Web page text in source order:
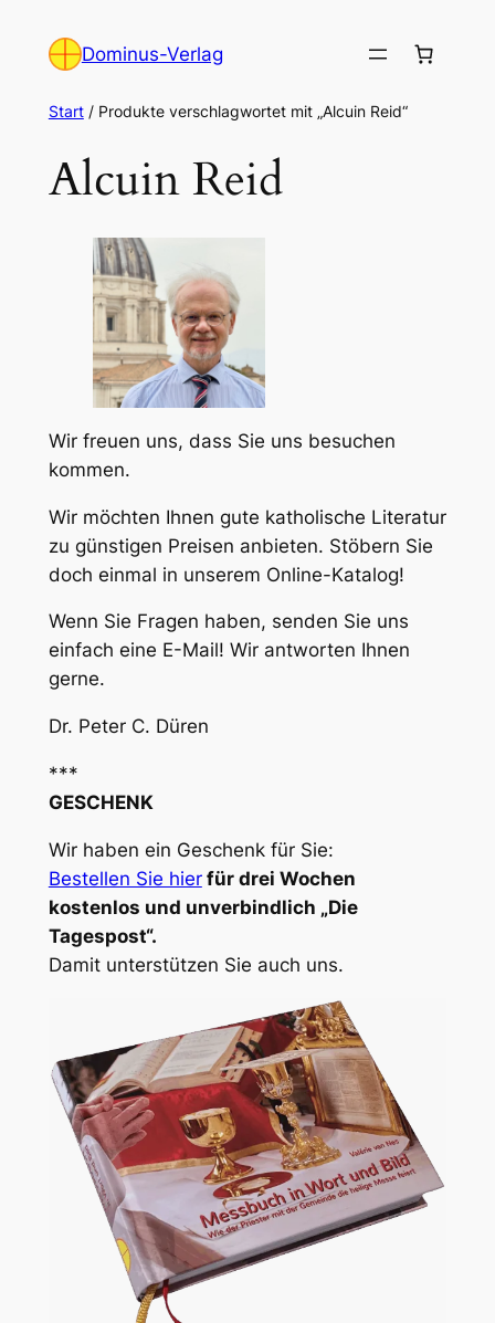
Inhalt
Dominus-Verlag
Start/ Produkte verschlagwortet mit „Alcuin Reid“
Alcuin Reid
Wir freuen uns, dass Sie uns besuchen
kommen.
Wir möchten Ihnen gute katholische Literatur
zu günstigen Preisen anbieten. Stöbern Sie
doch einmal in unserem Online-Katalog!
Wenn Sie Fragen haben, senden Sie uns
einfach eine E-Mail! Wir antworten Ihnen
gerne.
Dr. Peter C. Düren
***
GESCHENK
Wir haben ein Geschenk für Sie:
Bestellen Sie hier für drei Wochen
kostenlos und unverbindlich „Die
Tagespost“.
Damit unterstützen Sie auch uns.